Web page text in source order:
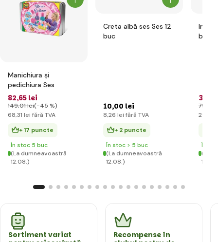
Manichiura și
pedichiura Ses
82,65 lei
149,01 lei(-45 %)
68,31 lei fără TVA
+ 17 puncte
În stoc 5 buc
(La dumneavoastră
12.08.)
Creta albă ses Ses 12
buc
10,00 lei
8,26 lei fără TVA
+ 2 puncte
În stoc > 5 buc
(La dumneavoastră
12.08.)
Inele
35
79
29
În
(La
Sortiment variat
Recompense în